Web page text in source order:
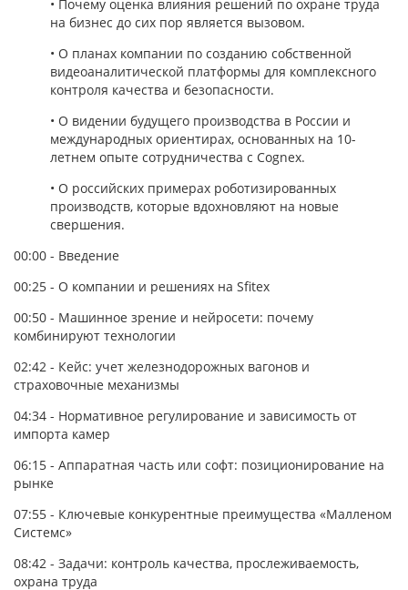
• Почему оценка влияния решений по охране труда
на бизнес до сих пор является вызовом.
• О планах компании по созданию собственной
видеоаналитической платформы для комплексного
контроля качества и безопасности.
• О видении будущего производства в России и
международных ориентирах, основанных на 10-
летнем опыте сотрудничества с Cognex.
• О российских примерах роботизированных
производств, которые вдохновляют на новые
свершения.
00:00 - Введение
00:25 - О компании и решениях на Sfitex
00:50 - Машинное зрение и нейросети: почему
комбинируют технологии
02:42 - Кейс: учет железнодорожных вагонов и
страховочные механизмы
04:34 - Нормативное регулирование и зависимость от
импорта камер
06:15 - Аппаратная часть или софт: позиционирование на
рынке
07:55 - Ключевые конкурентные преимущества «Малленом
Системс»
08:42 - Задачи: контроль качества, прослеживаемость,
охрана труда